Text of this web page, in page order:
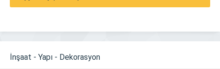
İnşaat - Yapı - Dekorasyon